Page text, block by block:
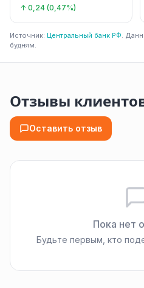
↑ 0,24 (0,47%)
Источник: Центральный банк РФ.
будням.
Отзывы
Оставить отзыв
Пока нет
Будьте первым, кто